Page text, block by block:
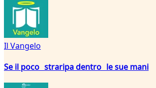
Il Vangelo
Se il poco straripa dentro le sue mani